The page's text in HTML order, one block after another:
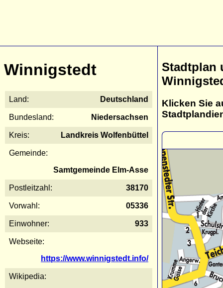
Winnigstedt
Land: Deutschland
Bundesland: Niedersachsen
Kreis: Landkreis Wolfenbüttel
Gemeinde:
Samtgemeinde Elm-Asse
Postleitzahl: 38170
Vorwahl: 05336
Einwohner: 933
Webseite:
https://www.winnigstedt.info/
Wikipedia:
Stadtplan
Klicken Sie